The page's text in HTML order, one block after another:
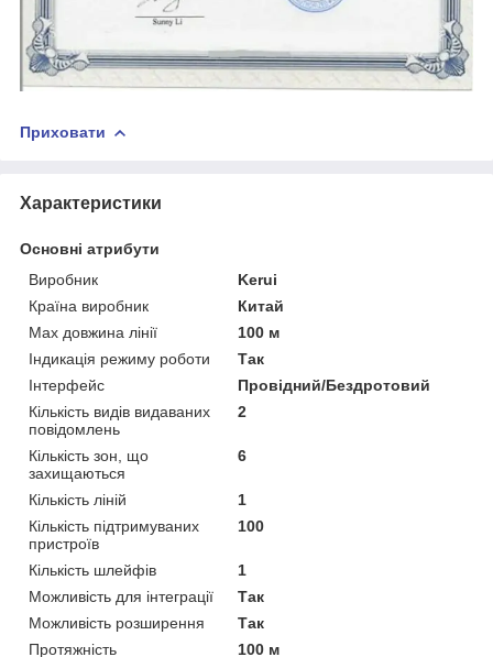
Приховати
Характеристики
Основні атрибути
Виробник
Kerui
Країна виробник
Китай
Max довжина лінії
100 м
Індикація режиму роботи
Так
Інтерфейс
Провідний/Бездротовий
Кількість видів видаваних
повідомлень
2
Кількість зон, що
захищаються
6
Кількість ліній
1
Кількість підтримуваних
пристроїв
100
Кількість шлейфів
1
Можливість для інтеграції
Так
Можливість розширення
Так
Протяжність
100 м